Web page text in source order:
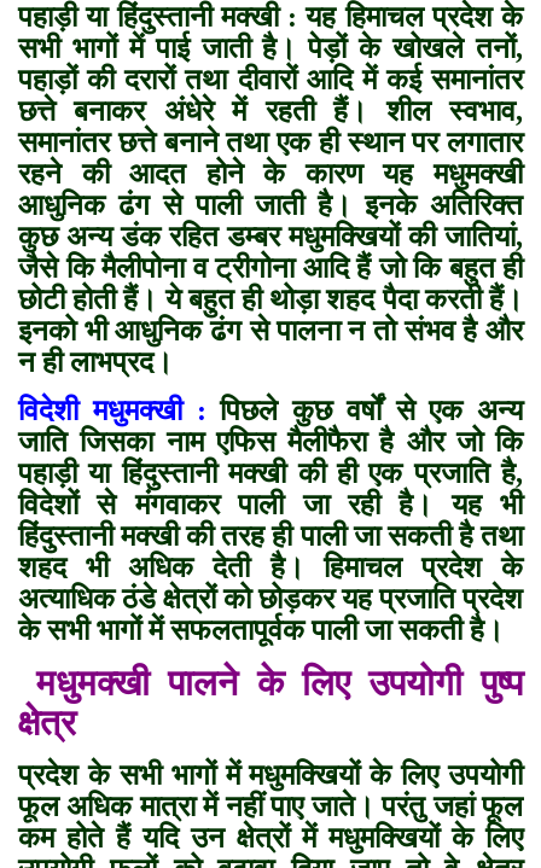
पहाड़ी या हिंदुस्तानी मक्खी : यह हिमाचल प्रदेश के
सभी भागों में पाई जाती है। पेड़ों के खोखले तनों,
पहाड़ों की दरारों तथा दीवारों आदि में कई समानांतर
छत्ते बनाकर अंधेरे में रहती हैं। शील स्वभाव,
समानांतर छत्ते बनाने तथा एक ही स्थान पर लगातार
रहने की आदत होने के कारण यह मधुमक्खी
आधुनिक ढंग से पाली जाती है। इनके अतिरिक्त
कुछ अन्य डंक रहित डम्बर मधुमक्खियों की जातियां,
जैसे कि मैलीपोना व ट्रीगोना आदि हैं जो कि बहुत ही
छोटी होती हैं। ये बहुत ही थोड़ा शहद पैदा करती हैं।
इनको भी आधुनिक ढंग से पालना न तो संभव है और
न ही लाभप्रद।
विदेशी मधुमक्खी : पिछले कुछ वर्षों से एक अन्य
जाति जिसका नाम एफिस मैलीफैरा है और जो कि
पहाड़ी या हिंदुस्तानी मक्खी की ही एक प्रजाति है,
विदेशों से मंगवाकर पाली जा रही है। यह भी
हिंदुस्तानी मक्खी की तरह ही पाली जा सकती है तथा
शहद भी अधिक देती है। हिमाचल प्रदेश के
अत्याधिक ठंडे क्षेत्रों को छोड़कर यह प्रजाति प्रदेश
के सभी भागों में सफलतापूर्वक पाली जा सकती है।
मधुमक्खी पालने के लिए उपयोगी पुष्प
क्षेत्र
प्रदेश के सभी भागों में मधुमक्खियों के लिए उपयोगी
फूल अधिक मात्रा में नहीं पाए जाते। परंतु जहां फूल
कम होते हैं यदि उन क्षेत्रों में मधुमक्खियों के लिए